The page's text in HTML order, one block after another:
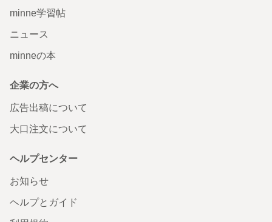
minne学習帖
ニュース
minneの本
企業の方へ
広告出稿について
大口注文について
ヘルプセンター
お知らせ
ヘルプとガイド